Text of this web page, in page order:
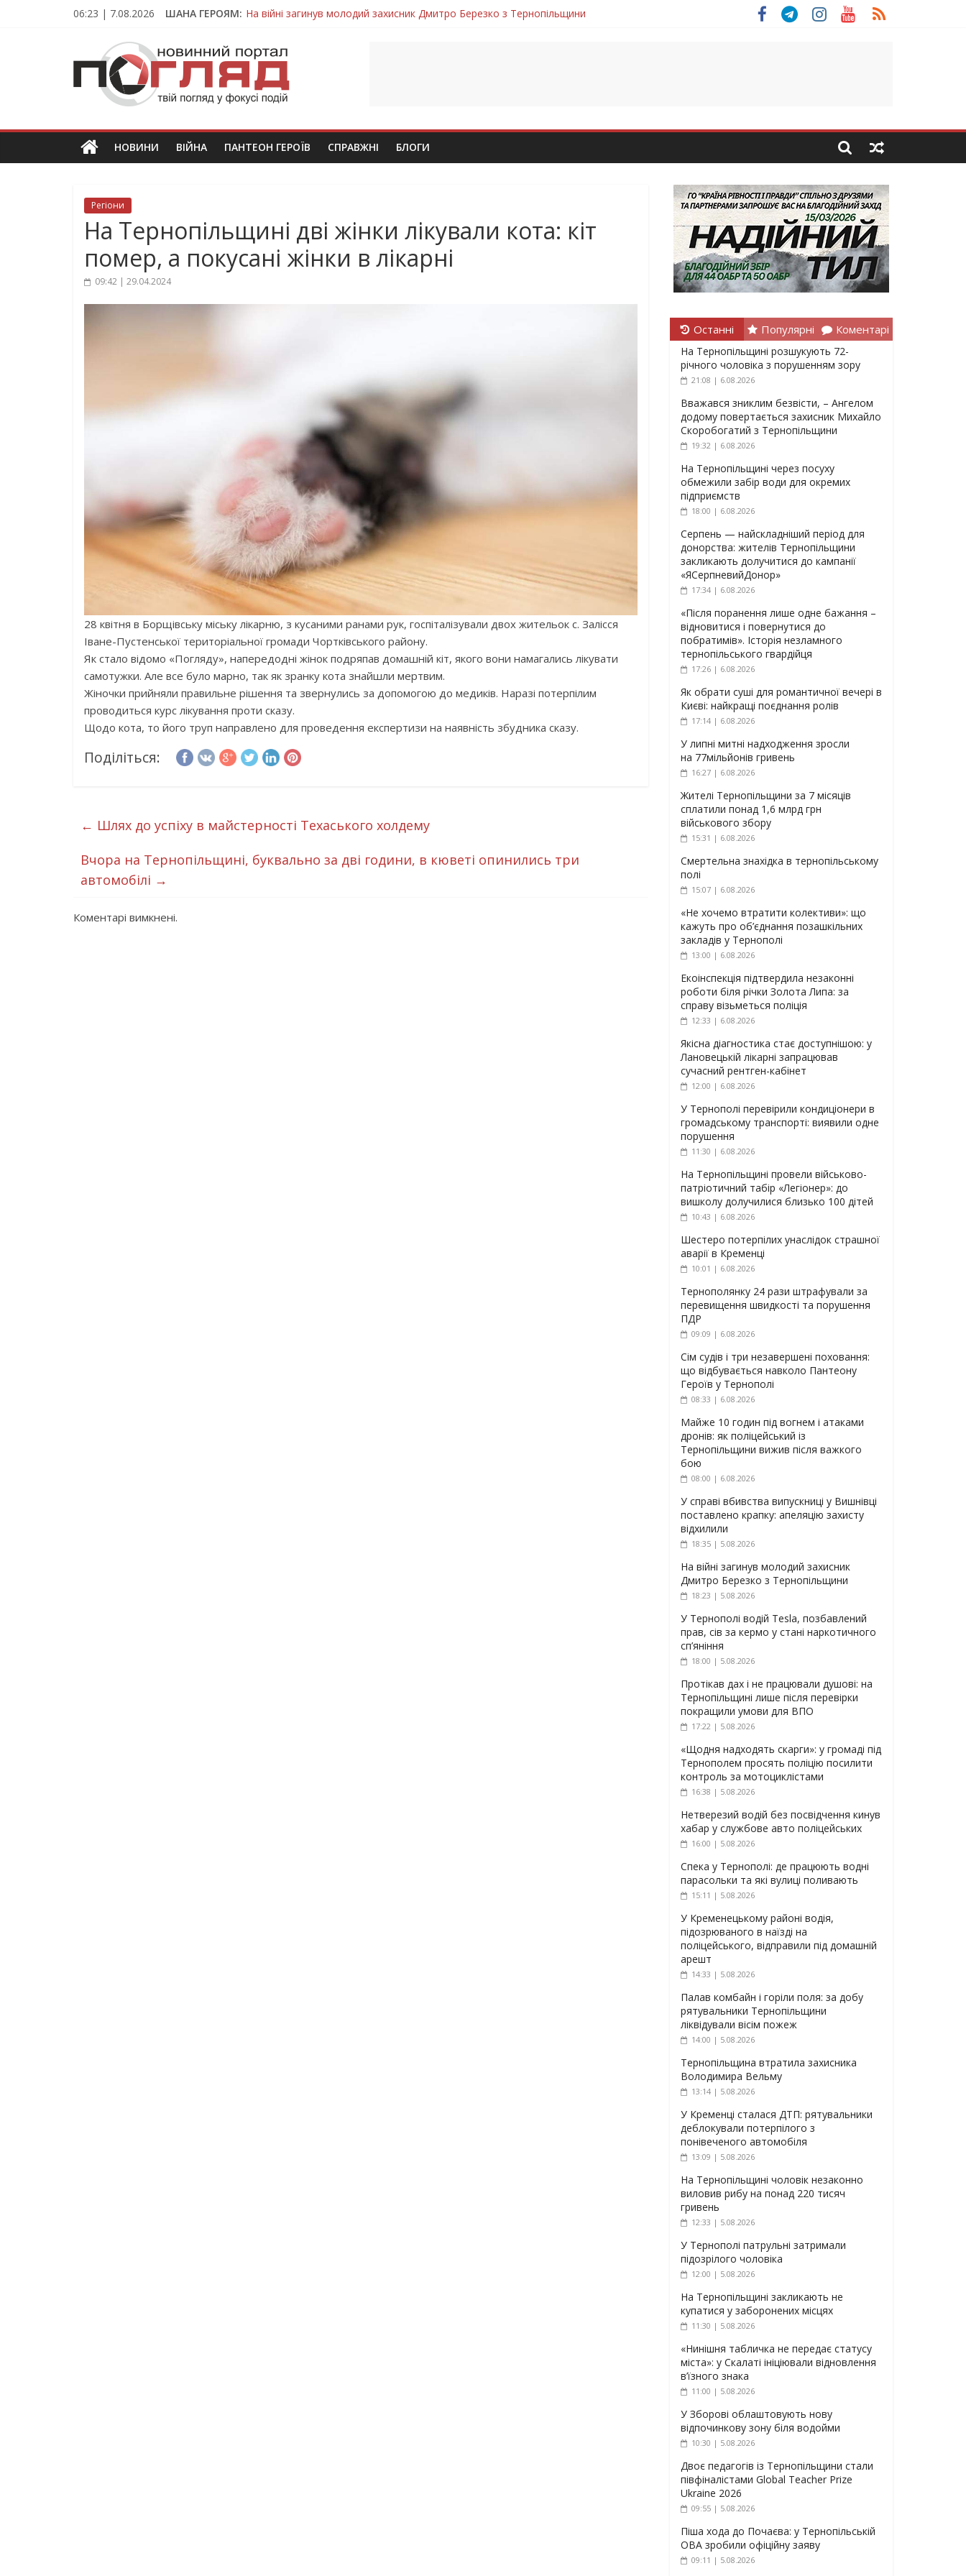
06:23 | 7.08.2026 ШАНА ГЕРОЯМ: На війні загинув молодий захисник Дмитро Березко з Тернопільщини
Захисник з Тернопільщини Петро Федів повертається до рідного дому «на щиті»
Тернопільщина в скорботі: на щиті повертається воїн Володимир Паламарчук
Вважався зниклим безвісти, – Ангелом додому повертається захисник Михайло Скоробогатий з Тернопільщини
ПОГЛЯД
Новини
Тернополя.
новини
та
НОВИНИ ВІЙНА ПАНТЕОН ГЕРОЇВ СПРАВЖНІ БЛОГИ
Регіони
На Тернопільщині дві жінки лікували кота: кіт
помер, а покусані жінки в лікарні
09:42 | 29.04.2024
28 квітня в Борщівську міську лікарню, з кусаними ранами рук, госпіталізували двох жительок с. Залісся
Іване-Пустенської територіальної громади Чортківського району.
Як стало відомо «Погляду», напередодні жінок подряпав домашній кіт, якого вони намагались лікувати
самотужки. Але все було марно, так як зранку кота знайшли мертвим.
Жіночки прийняли правильне рішення та звернулись за допомогою до медиків. Наразі потерпілим
проводиться курс лікування проти сказу.
Щодо кота, то його труп направлено для проведення експертизи на наявність збудника сказу.
Поділіться:
← Шлях до успіху в майстерності Техаського холдему
Вчора на Тернопільщині, буквально за дві години, в кюветі опинились три
автомобілі →
Коментарі вимкнені.
Останні Популярні Коментарі
На Тернопільщині розшукують 72-
річного чоловіка з порушенням зору
21:08 | 6.08.2026
Вважався зниклим безвісти, – Ангелом
додому повертається захисник Михайло
Скоробогатий з Тернопільщини
19:32 | 6.08.2026
На Тернопільщині через посуху
обмежили забір води для окремих
підприємств
18:00 | 6.08.2026
Серпень — найскладніший період для
донорства: жителів Тернопільщини
закликають долучитися до кампанії
«ЯСерпневийДонор»
17:34 | 6.08.2026
«Після поранення лише одне бажання –
відновитися і повернутися до
побратимів». Історія незламного
тернопільського гвардійця
17:26 | 6.08.2026
Як обрати суші для романтичної вечері в
Києві: найкращі поєднання ролів
17:14 | 6.08.2026
У липні митні надходження зросли
на 77мільйонів гривень
16:27 | 6.08.2026
Жителі Тернопільщини за 7 місяців
сплатили понад 1,6 млрд грн
військового збору
15:31 | 6.08.2026
Смертельна знахідка в тернопільському
полі
15:07 | 6.08.2026
«Не хочемо втратити колективи»: що
кажуть про об’єднання позашкільних
закладів у Тернополі
13:00 | 6.08.2026
Екоінспекція підтвердила незаконні
роботи біля річки Золота Липа: за
справу візьметься поліція
12:33 | 6.08.2026
Якісна діагностика стає доступнішою: у
Лановецькій лікарні запрацював
сучасний рентген-кабінет
12:00 | 6.08.2026
У Тернополі перевірили кондиціонери в
громадському транспорті: виявили одне
порушення
11:30 | 6.08.2026
На Тернопільщині провели військово-
патріотичний табір «Легіонер»: до
вишколу долучилися близько 100 дітей
10:43 | 6.08.2026
Шестеро потерпілих унаслідок страшної
аварії в Кременці
10:01 | 6.08.2026
Тернополянку 24 рази штрафували за
перевищення швидкості та порушення
ПДР
09:09 | 6.08.2026
Сім судів і три незавершені поховання:
що відбувається навколо Пантеону
Героїв у Тернополі
08:33 | 6.08.2026
Майже 10 годин під вогнем і атаками
дронів: як поліцейський із
Тернопільщини вижив після важкого
бою
08:00 | 6.08.2026
У справі вбивства випускниці у Вишнівці
поставлено крапку: апеляцію захисту
відхилили
18:35 | 5.08.2026
На війні загинув молодий захисник
Дмитро Березко з Тернопільщини
18:23 | 5.08.2026
У Тернополі водій Tesla, позбавлений
прав, сів за кермо у стані наркотичного
сп’яніння
18:00 | 5.08.2026
Протікав дах і не працювали душові: на
Тернопільщині лише після перевірки
покращили умови для ВПО
17:22 | 5.08.2026
«Щодня надходять скарги»: у громаді під
Тернополем просять поліцію посилити
контроль за мотоциклістами
16:38 | 5.08.2026
Нетверезий водій без посвідчення кинув
хабар у службове авто поліцейських
16:00 | 5.08.2026
Спека у Тернополі: де працюють водні
парасольки та які вулиці поливають
15:11 | 5.08.2026
У Кременецькому районі водія,
підозрюваного в наїзді на
поліцейського, відправили під домашній
арешт
14:33 | 5.08.2026
Палав комбайн і горіли поля: за добу
рятувальники Тернопільщини
ліквідували вісім пожеж
14:00 | 5.08.2026
Тернопільщина втратила захисника
Володимира Вельму
13:14 | 5.08.2026
У Кременці сталася ДТП: рятувальники
деблокували потерпілого з
понівеченого автомобіля
13:09 | 5.08.2026
На Тернопільщині чоловік незаконно
виловив рибу на понад 220 тисяч
гривень
12:33 | 5.08.2026
У Тернополі патрульні затримали
підозрілого чоловіка
12:00 | 5.08.2026
На Тернопільщині закликають не
купатися у заборонених місцях
11:30 | 5.08.2026
«Нинішня табличка не передає статусу
міста»: у Скалаті ініціювали відновлення
в’їзного знака
11:00 | 5.08.2026
У Зборові облаштовують нову
відпочинкову зону біля водойми
10:30 | 5.08.2026
Двоє педагогів із Тернопільщини стали
півфіналістами Global Teacher Prize
Ukraine 2026
09:55 | 5.08.2026
Піша хода до Почаєва: у Тернопільській
ОВА зробили офіційну заяву
09:11 | 5.08.2026